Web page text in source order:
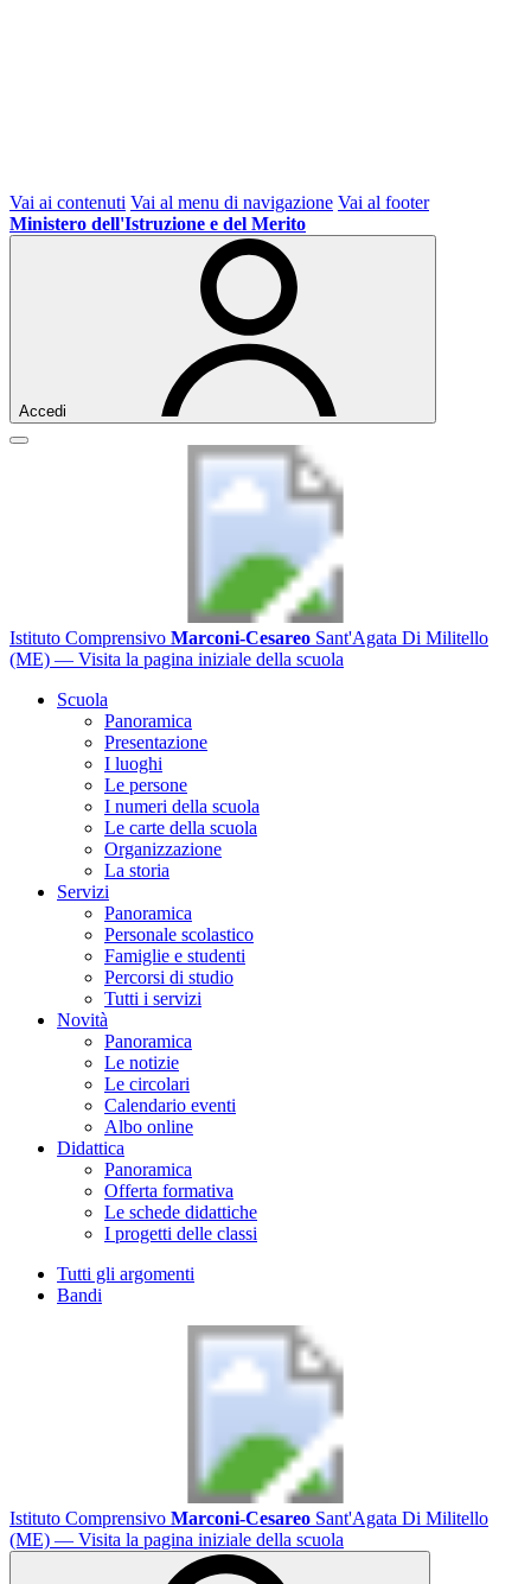
Vai ai contenuti Vai al menu di navigazione Vai al footer
Ministero dell'Istruzione e del Merito
Accedi
Istituto Comprensivo Marconi-Cesareo Sant'Agata Di Militello
(ME) — Visita la pagina iniziale della scuola
Scuola
Panoramica
Presentazione
I luoghi
Le persone
I numeri della scuola
Le carte della scuola
Organizzazione
La storia
Servizi
Panoramica
Personale scolastico
Famiglie e studenti
Percorsi di studio
Tutti i servizi
Novità
Panoramica
Le notizie
Le circolari
Calendario eventi
Albo online
Didattica
Panoramica
Offerta formativa
Le schede didattiche
I progetti delle classi
Tutti gli argomenti
Bandi
Istituto Comprensivo Marconi-Cesareo Sant'Agata Di Militello
(ME) — Visita la pagina iniziale della scuola